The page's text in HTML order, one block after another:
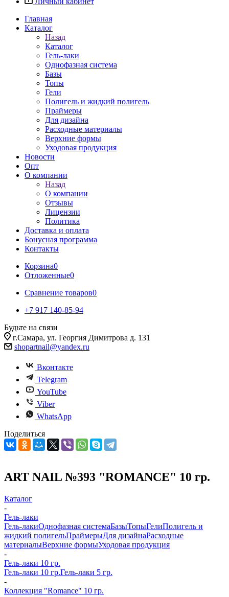
Главная
Каталог
Назад
Каталог
Гель-лаки
Однофазная система
Базы
Топы
Гели
Полигель и жидкий полигель
Праймеры
Для дизайна
Расходные материалы
Верхние формы
Уходовая продукция
Новости
Опт
О компании
Назад
О компании
Отзывы
Лицензии
Политика
Доставка и оплата
Бонусная программа
Контакты
Корзина0
Отложенные0
Сравнение товаров0
+7 917 140-85-94
Будьте на связи
г.Самара, ул. Георгия Димитрова д. 131
shopartnail@yandex.ru
Вконтакте
Telegram
YouTube
Viber
WhatsApp
Поделиться
ART NAIL №393 "ROMANCE" 10 гр.
Каталог
-
Гель-лаки
Гель-лакиОднофазная системаБазыТопыГелиПолигель и
жидкий полигельПраймерыДля дизайнаРасходные
материалыВерхние формыУходовая продукция
-
Гель-лаки 10 гр.
Гель-лаки 10 гр.Гель-лаки 5 гр.
-
Коллекция "Romance" 10 гр.